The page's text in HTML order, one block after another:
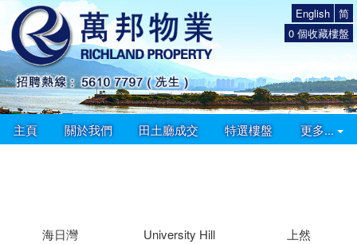
简
English
0 個收藏樓盤
主頁 關於我們 田土廳成交 特選樓盤 更多...
海日灣 University Hill 上然